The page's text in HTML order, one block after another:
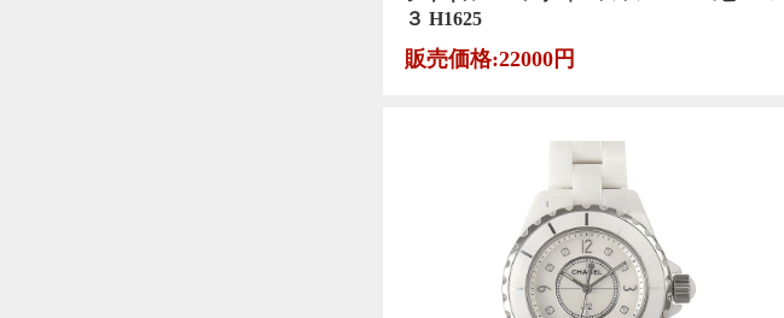
３ H1625
販売価格:22000円